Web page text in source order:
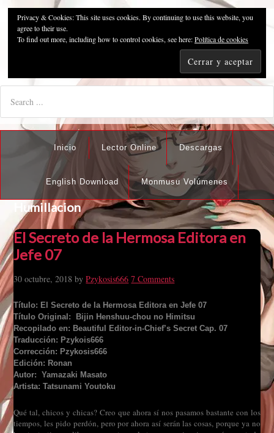
Pzykosis666HFansub
"I'm the best there is at what I do, but what I do best isn't very
Inicio Lector Online Descargas
English Download Monmusu Volúmenes
Humillacion
El Secreto de la Hermosa Editora en
Jefe 07
30 octubre, 2018 byPzykosis666 7 Comments
Título: El Secreto de la Hermosa Editora en Jefe 07
Título Original: Bijin Henshuu-chou no Himitsu
Recopilado en: Beautiful Editor-in-Chief’s Secret Cap. 07
Traducción: Pzykois666
Corrección: Pzykosis666
Edición: Ronan
Autor: Yamazaki Masato
Artista: Tatsunami Youtoku
Qué tal, chicos y chicas? Creo que ahora sí nos pasamos bastante con los
tiempos, les pido perdón, pero por ahora así serán las cosas, porque ya no
Privacy & Cookies: This site uses cookies. By continuing to use this website, you
agree to their use.
To find out more, including how to control cookies, see here:Política de cookies